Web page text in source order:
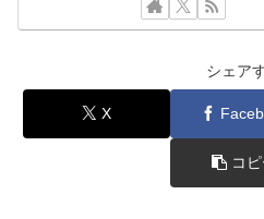
シェア
X
コ